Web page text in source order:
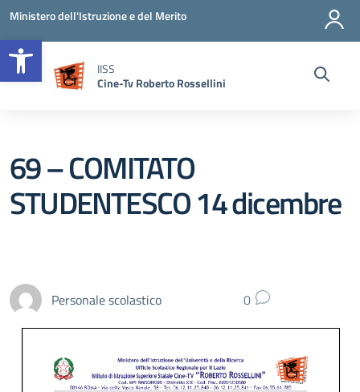
Open toolbar
Vai ai contenuti
Vai al menu di navigazione
Vai al footer
Ministero dell'Istruzione e del Merito
IISS
Cine-Tv Roberto Rossellini
69 – COMITATO
STUDENTESCO 14 dicembre
Personale scolastico 0